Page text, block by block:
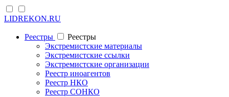
LIDREKON.RU
Реестры
Реестры
Экстремистские материалы
Экстремистские ссылки
Экстремистские организации
Реестр иноагентов
Реестр НКО
Реестр СОНКО